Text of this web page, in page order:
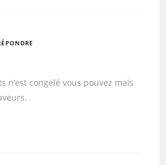
n’est congelé vous pouvez mais